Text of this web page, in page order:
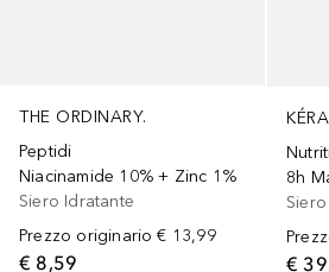
THE ORDINARY.
Peptidi
Niacinamide 10% + Zinc 1%
Siero Idratante
Prezzo originario € 13,99
€ 8,59 €